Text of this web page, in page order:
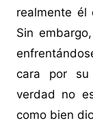
realmente él
Sin
cara por su
verdad no
como bien